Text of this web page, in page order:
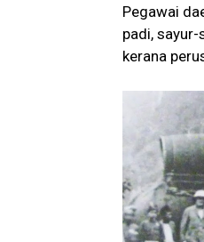
Pegawai
padi,
kerana